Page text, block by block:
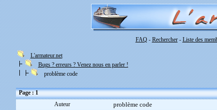
FAQ-Rechercher-Liste des
L'armateur.net
Bugs ? erreurs ? Venez nous en parler !
problème code
Page : 1
Auteur
problème code